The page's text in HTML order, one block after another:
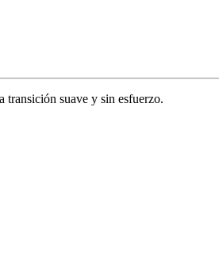
transición suave y sin esfuerzo.